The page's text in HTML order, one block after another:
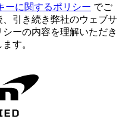
ーに関するポリシー でご
引き続き弊社のウェブサ
ーの内容を理解いただき
す。